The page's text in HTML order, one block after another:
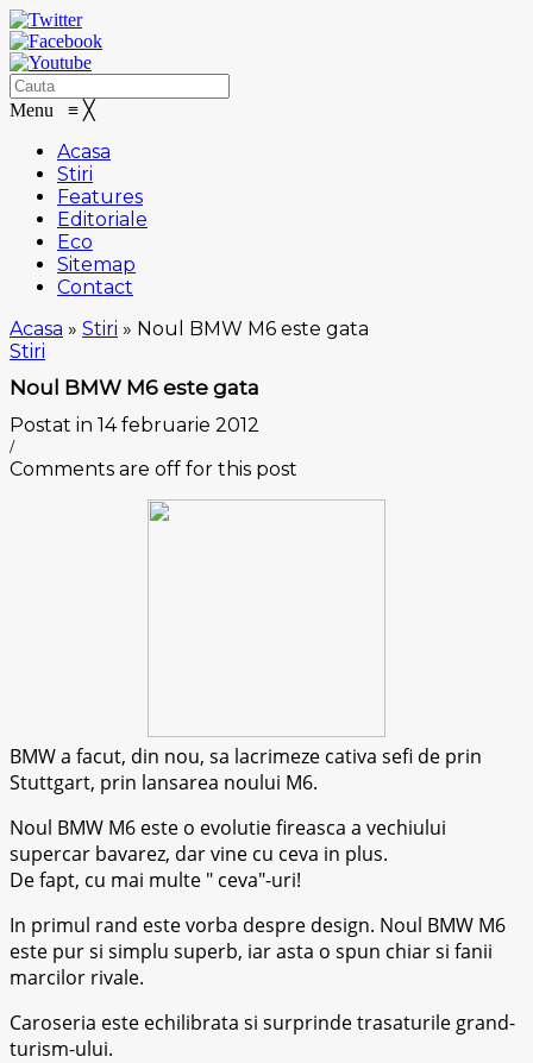
Menu ≡ ╳
Acasa
Stiri
Features
Editoriale
Eco
Sitemap
Contact
Acasa » Stiri » Noul BMW M6 este gata
Stiri
Noul BMW M6 este gata
Postat in 14 februarie 2012
/
Comments are off for this post
BMW a facut, din nou, sa lacrimeze cativa sefi de prin
Stuttgart, prin lansarea noului M6.
Noul BMW M6 este o evolutie fireasca a vechiului
supercar bavarez, dar vine cu ceva in plus.
De fapt, cu mai multe
ceva -uri!
In primul rand este vorba despre design. Noul BMW M6
este pur si simplu superb, iar asta o spun chiar si fanii
marcilor rivale.
Caroseria este echilibrata si surprinde trasaturile grand-
turism-ului.